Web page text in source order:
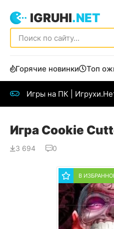
IGRUHI.NET
Горячие новинки Топ
Игры на ПК |
Игра Cookie
3 694 0
В